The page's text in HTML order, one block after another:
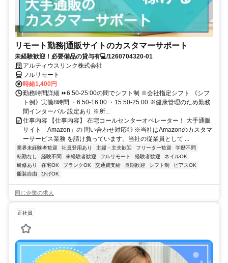
リモート勤務|通販サイトのカスタマーサポート
未経験歓迎！必要備品の貸与有💻/1260704320-01
アルティウスリンク株式会社
フルリモート
時給1,400円
勤務時間詳細 ⏩6:50-25:00の間でシフト制 ※会社指定シフト 《シフ
ト例》実働8時間 ・6:50-16:00 ・15:50-25:00 ※健康管理のため勤務
間インターバル 設定あり ※所...
仕事内容 【仕事内容】 在宅コールセンターオペレーター！ 大手通販
サイト「Amazon」の 問い合わせ対応◎ ※当社はAmazonのカスタマ
ーサービス業務 を請け負っています。当社の従業員として ...
業界未経験者歓迎 社員登用あり 主婦・主夫歓迎 フリーター歓迎
学歴不問
転勤なし
経験不問 未経験者歓迎 フルリモート 経験者歓迎
ネイルOK
研修あり
在宅OK ブランクOK 交通費支給 長期歓迎 シフト制
ピアスOK
服装自由
ひげOK
同じ企業の求人
正社員